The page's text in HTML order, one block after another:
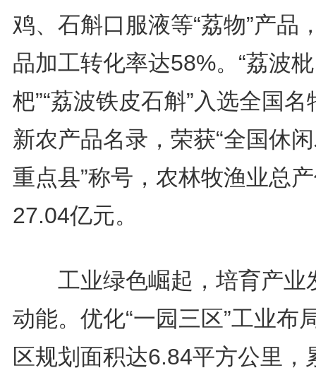
鸡、石斛口服液等“荔物”产品
品加工转化率达58%。“荔波枇
杷”“荔波铁皮石斛”入选全国名
新农产品名录，荣获“全国休
重点县”称号，农林牧渔业总
27.04亿元。
工业绿色崛起，培育产业
动能。优化“一园三区”工业布
区规划面积达6.84平方公里，